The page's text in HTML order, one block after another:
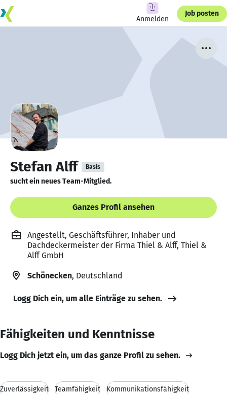
Anmelden
Job posten
Stefan Alff Basis
sucht ein neues Team-Mitglied.
Ganzes Profil ansehen
Angestellt, Geschäftsführer, Inhaber und
Dachdeckermeister der Firma Thiel & Alff, Thiel &
Alff GmbH
Schönecken, Deutschland
Logg Dich ein, um alle Einträge zu sehen.
Fähigkeiten und Kenntnisse
Logg Dich jetzt ein, um das ganze Profil zu sehen.
Zuverlässigkeit Teamfähigkeit Kommunikationsfähigkeit